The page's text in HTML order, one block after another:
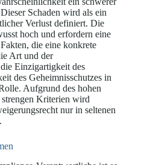
Schaden wird als ein
Verlust definiert. Die
hoch und erfordern eine
die eine konkrete
Art und der
Einzigartigkeit des
des Geheimnisschutzes in
Aufgrund des hohen
Kriterien wird
nur in seltenen